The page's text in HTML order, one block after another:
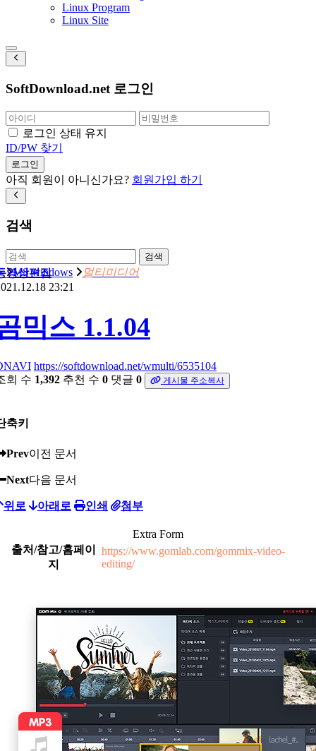
Linux Program
Linux Site
SoftDownload.net 로그인
로그인 상태 유지
ID/PW 찾기
로그인
아직 회원이 아니신가요? 회원가입 하기
검색
검색
MS windows 멀티미디어
영상편집
23:21
믹스 1.1.04
https://softdownload.net/wmulti/6535104
회 수 1,392 추천 수 0 댓글 0 게시물 주소복사
축키
Prev이전 문서
Next다음 문서
위로 아래로 인쇄 첨부
Extra Form
출처/참고/홈페이
지
https://www.gomlab.com/gommix-video-
editing/